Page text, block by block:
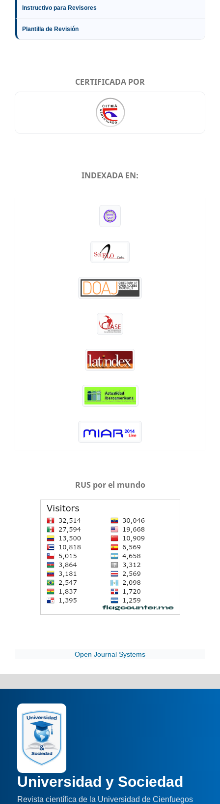
Instructivo para Revisores
Plantilla de Revisión
CERTIFICADA POR
INDEXADA EN:
RUS por el mundo
Open Journal Systems
Universidad y Sociedad
Revista científica de la Universidad de Cienfuegos